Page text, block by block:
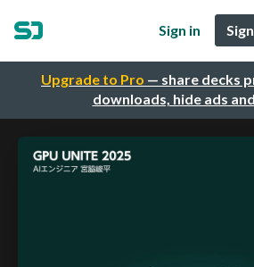
Upgrade to Pro — share decks
downloads, hide ads
Sign in